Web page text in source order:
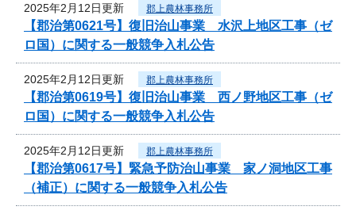
2025年2月12日更新 郡上農林事務所
【郡治第0621号】復旧治山事業 水沢上地区工事（ゼ
ロ国）に関する一般競争入札公告
2025年2月12日更新 郡上農林事務所
【郡治第0619号】復旧治山事業 西ノ野地区工事（ゼ
ロ国）に関する一般競争入札公告
2025年2月12日更新 郡上農林事務所
【郡治第0617号】緊急予防治山事業 家ノ洞地区工事
（補正）に関する一般競争入札公告